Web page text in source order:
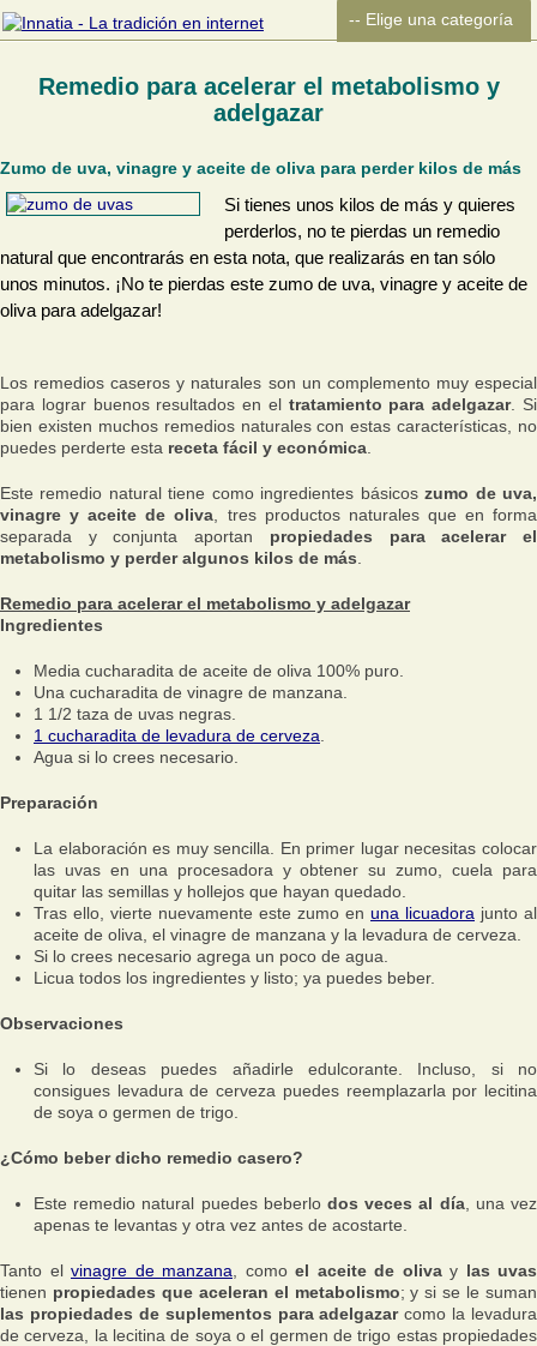
Remedio para acelerar el metabolismo y
adelgazar
Zumo de uva, vinagre y aceite de oliva para perder kilos de más
Si tienes unos kilos de más y quieres
perderlos, no te pierdas un remedio
natural que encontrarás en esta nota, que realizarás en tan sólo
unos minutos. ¡No te pierdas este zumo de uva, vinagre y aceite de
oliva para adelgazar!
Los remedios caseros y naturales son un complemento muy especial
para lograr buenos resultados en el tratamiento para adelgazar. Si
bien existen muchos remedios naturales con estas características, no
puedes perderte esta receta fácil y económica
Este remedio natural tiene como ingredientes básicoszumo de uva,
vinagre y aceite de oliva , tres productos naturales que en forma
separada y conjunta aportan propiedades para acelerar el
metabolismo y perder algunos kilos de más
Remedio para acelerar el metabolismo y adelgazar
Ingredientes
Media cucharadita de aceite de oliva 100% puro.
Una cucharadita de vinagre de manzana.
1 1/2 taza de uvas negras.
1 cucharadita de levadura de cerveza
Agua si lo crees necesario.
Preparación
La elaboración es muy sencilla. En primer lugar necesitas colocar
las uvas en una procesadora y obtener su zumo, cuela para
quitar las semillas y hollejos que hayan quedado.
Tras ello, vierte nuevamente este zumo en una licuadora junto al
aceite de oliva, el vinagre de manzana y la levadura de cerveza.
Si lo crees necesario agrega un poco de agua.
Licua todos los ingredientes y listo; ya puedes beber.
Observaciones
Si lo deseas puedes añadirle edulcorante. Incluso, si no
consigues levadura de cerveza puedes reemplazarla por lecitina
de soya o germen de trigo.
¿Cómo beber dicho remedio casero?
Este remedio natural puedes beberlo dos veces al día, una vez
apenas te levantas y otra vez antes de acostarte.
Tanto el vinagre de manzana , como el aceite de olivay las uvas
tienen propiedades que aceleran el metabolismo; y si se le suman
las propiedades de suplementos para adelgazarcomo la levadura
de cerveza, la lecitina de soya o el germen de trigo estas propiedades